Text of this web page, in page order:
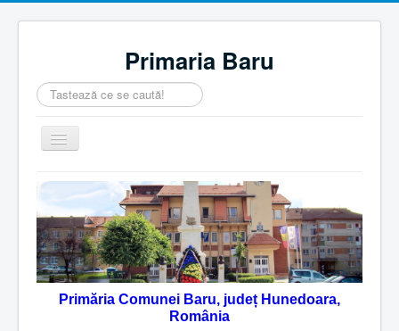
Primaria Baru
Căutare
...
Comută
navigarea
Home
Despre noi
Noutăţi
Contact
Servicii Online
Primăria Comunei Baru, județ Hunedoara,
România